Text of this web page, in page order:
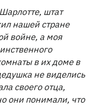
штат
нашей стране
войне, а моя
в их доме в
не виделись
своего отца,
они понимали, что